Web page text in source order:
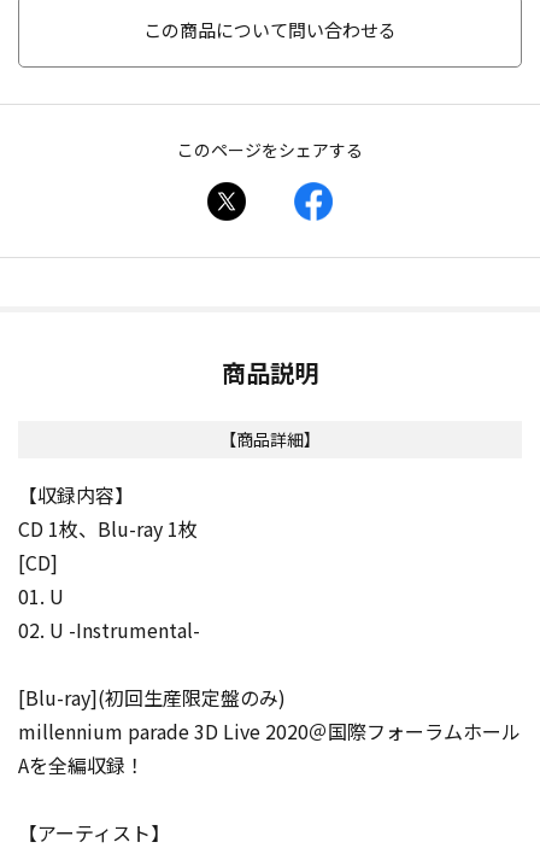
この商品について問い合わせる
このページをシェアする
商品説明
【商品詳細】
【収録内容】
CD 1枚、Blu-ray 1枚
[CD]
01. U
02. U -Instrumental-
[Blu-ray](初回生産限定盤のみ)
millennium parade 3D Live 2020＠国際フォーラムホール
Aを全編収録！
【アーティスト】